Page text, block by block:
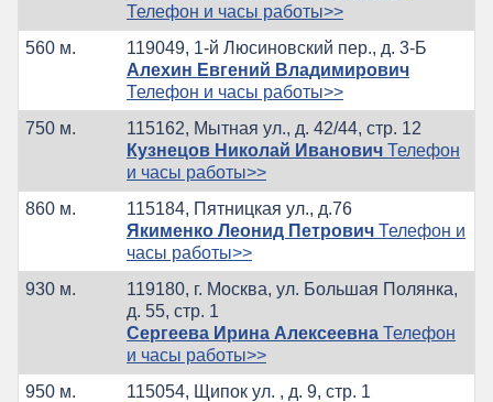
Телефон и часы работы>>
560 м.
119049, 1-й Люсиновский пер., д. 3-Б
Алехин Евгений Владимирович
Телефон и часы работы>>
750 м.
115162, Мытная ул., д. 42/44, стр. 12
Кузнецов Николай Иванович Телефон
и часы работы>>
860 м.
115184, Пятницкая ул., д.76
Якименко Леонид Петрович Телефон и
часы работы>>
930 м.
119180, г. Москва, ул. Большая Полянка,
д. 55, стр. 1
Сергеева Ирина Алексеевна Телефон
и часы работы>>
950 м.
115054, Щипок ул. , д. 9, стр. 1